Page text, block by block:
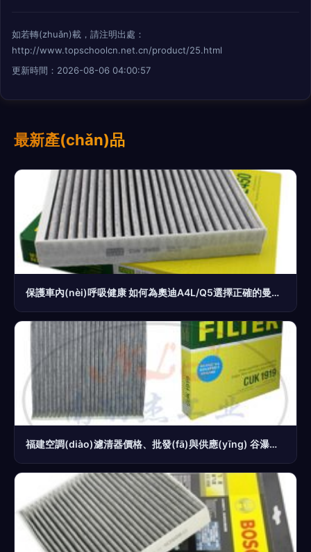
如若轉(zhuǎn)載，請注明出處：
http://www.topschoolcn.net.cn/product/25.html
更新時間：2026-08-06 04:00:57
最新產(chǎn)品
保護車內(nèi)呼吸健康 如何為奧迪A4L/Q5選擇正確的曼牌活性碳空調(diào)濾芯
福建空調(diào)濾清器價格、批發(fā)與供應(yīng) 谷瀑環(huán)保助力潔凈空氣